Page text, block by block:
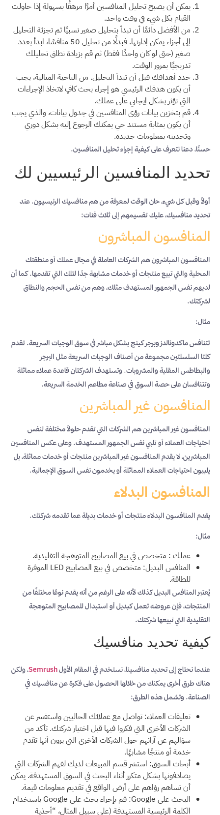
يمكن أن يصبح تحليل المنافسين أمرًا مرهقًا بسهولة إذا حاولت
القيام بكل شيء في وقت واحد.
من الأفضل دائمًا أن تبدأ بتحليل صغير نسبيًا ثم تجزئة التحليل
إلى أجزاء يمكن إدارتها. فبدلًا من تحليل 50 منافسًا، ابدأ بعدد
صغير (حتى لو كان واحدًا فقط) ثم قم بزيادة نطاق تحليلك
تدريجيًا بمرور الوقت.
حدد أهدافك قبل أن تبدأ التحليل. من الناحية المثالية، يجب
أن يكون هدفك الرئيسي هو إجراء بحث كافٍ لاتخاذ الإجراءات
التي تؤثر بشكل إيجابي على عملك.
قم بتخزين بيانات رؤى المنافسين في جدول بيانات، والذي يجب
أن يكون بمثابة مستند حي يمكنك الرجوع إليه بشكل دوري
وتحديثه بمعلومات جديدة.
حسنًا، دعنا نتعرف على كيفية إجراء تحليل المنافسين.
تحديد المنافسين الرئيسيين لك
أولاً وقبل كل شيء، حان الوقت لمعرفة من هم منافسيك الرئيسيون. عند
تحديد منافسيك، عليك تقسيمهم إلى ثلاث فئات:
المنافسون المباشرون
المنافسون المباشرون هم الشركات العاملة في مجال عملك أو منطقتك
المحلية والتي تبيع منتجات أو خدمات مشابهة جدًا لتلك التي تقدمها. كما أن
لديهم نفس الجمهور المستهدف مثلك، وهم من نفس الحجم والنطاق
لشركتك.
مثال:
تتنافس ماكدونالدز وبرجر كينج بشكل مباشر في سوق الوجبات السريعة. تقدم
كلتا السلسلتين مجموعة من أصناف الوجبات السريعة مثل البرجر
والبطاطس المقلية والمشروبات. وتستهدف الشركتان قاعدة عملاء مماثلة
وتتنافسان على حصة السوق في صناعة مطاعم الخدمة السريعة.
المنافسون غير المباشرين
المنافسون غير المباشرين هم الشركات التي تقدم حلولاً مختلفة لنفس
احتياجات العملاء أو تلبي نفس الجمهور المستهدف. وعلى عكس المنافسين
المباشرين، لا يقدم المنافسون غير المباشرين منتجات أو خدمات مماثلة، بل
يلبيون احتياجات العملاء المماثلة أو يخدمون نفس السوق الإجمالية.
المنافسون البدلاء
يقدم المنافسون البدلاء منتجات أو خدمات بديلة عما تقدمه شركتك.
مثال:
عملك : متخصص في بيع المصابيح المتوهجة التقليدية.
المنافس البديل: متخصص في بيع المصابيح LED الموفرة
للطاقة.
يُعتبر المنافس البديل كذلك لأنه على الرغم من أنه يقدم نوعًا مختلفًا من
المنتجات، فإن عروضه تعمل كبديل أو استبدال للمصابيح المتوهجة
التقليدية التي تبيعها شركتك.
كيفية تحديد منافسيك
عندما نحتاج إلى تحديد منافسينا، نستخدم في المقام الأولSemrush، ولكن
هناك طرق أخرى يمكنك من خلالها الحصول على فكرة عن منافسيك في
الصناعة. وتشمل هذه الطرق:
تعليقات العملاء: تواصل مع عملائك الحاليين واستفسر عن
الشركات الأخرى التي فكروا فيها قبل اختيار شركتك. تأكد من
سؤالهم عن آرائهم حول الشركات الأخرى التي يرون أنها تقدم
خدمة أو منتجًا مشابهًا.
أبحاث السوق: استشر قسم المبيعات لديك لفهم الشركات التي
يصادفونها بشكل متكرر أثناء البحث في السوق المستهدفة. يمكن
أن تساهم رؤاهم على أرض الواقع في تقديم معلومات قيمة.
البحث على Google: قم بإجراء بحث على Google باستخدام
الكلمة الرئيسية المستهدفة (على سبيل المثال، “أحذية